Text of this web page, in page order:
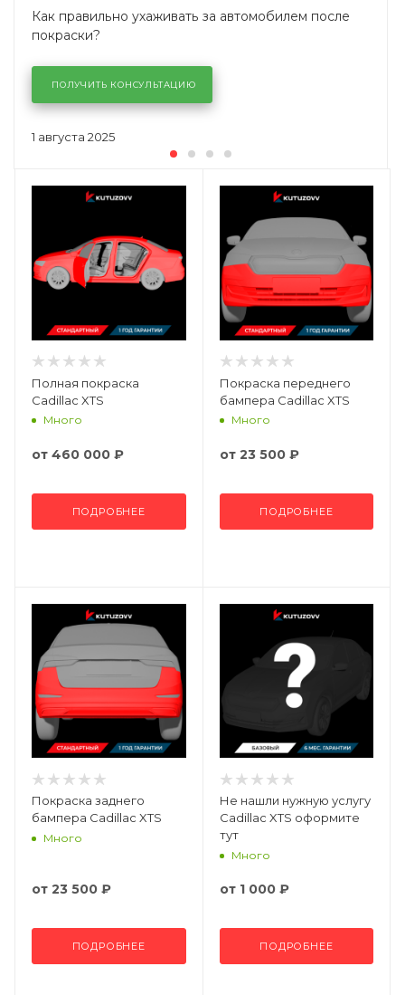
1 августа 2025
Как правильно ухаживать за автомобилем после
покраски?
ПОЛУЧИТЬ КОНСУЛЬТАЦИЮ
Полная покраска
Cadillac XTS
Много
от 460 000 ₽
ПОДРОБНЕЕ
Покраска переднего
бампера Cadillac XTS
Много
от 23 500 ₽
ПОДРОБНЕЕ
Покраска заднего
бампера Cadillac XTS
Много
от 23 500 ₽
ПОДРОБНЕЕ
Не нашли нужную услугу
Cadillac XTS оформите
тут
Много
от 1 000 ₽
ПОДРОБНЕЕ